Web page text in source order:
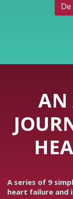
AN
A series of 9
heart failure